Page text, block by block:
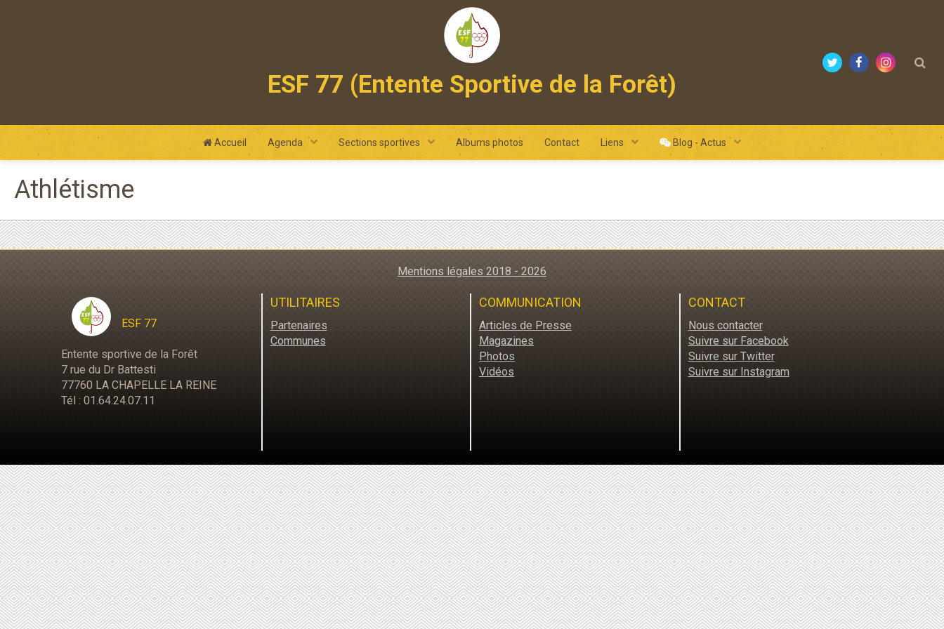
ESF 77 (Entente Sportive de la Forêt)
Accueil Agenda Sections sportives Albums photos Contact Liens Blog - Actus
Athlétisme
Mentions légales 2018 - 2026
ESF 77
Entente sportive de la Forêt
7 rue du Dr Battesti
77760 LA CHAPELLE LA REINE
Tél : 01.64.24.07.11
UTILITAIRES
Partenaires
Communes
COMMUNICATION
Articles de Presse
Magazines
Photos
Vidéos
CONTACT
Nous contacter
Suivre sur Facebook
Suivre sur Twitter
Suivre sur Instagram